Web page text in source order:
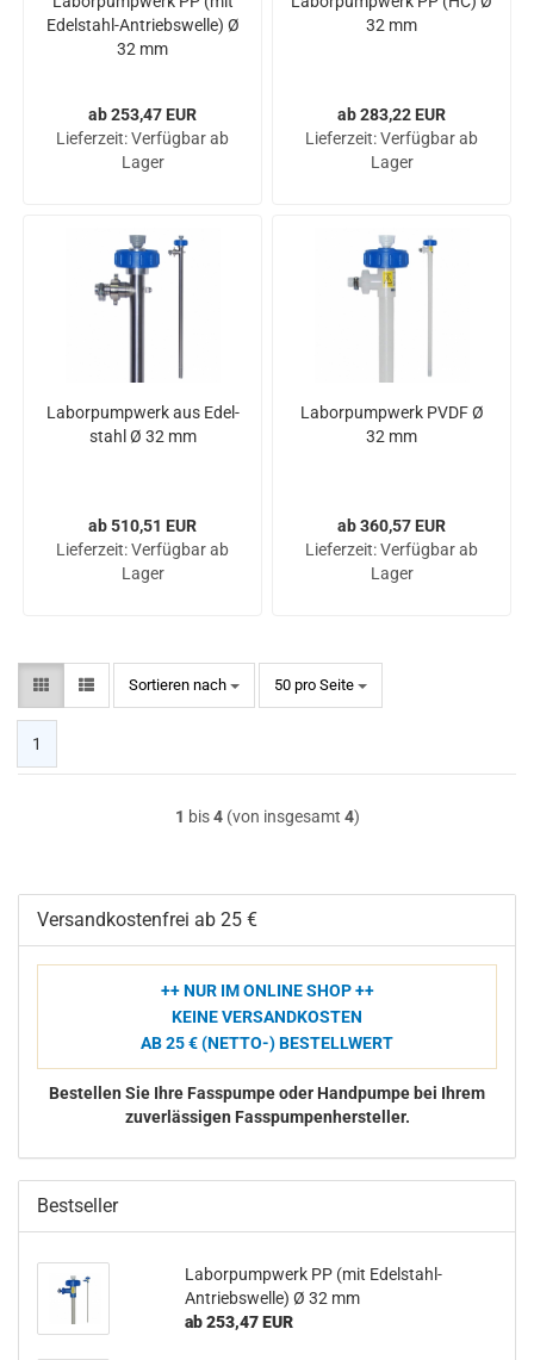
Edelstahl-​​An­triebs­wel­le) Ø
32 mm
ab 253,47 EUR
Lieferzeit:Verfügbar ab
Lager
32 mm
ab 283,22 EUR
Lieferzeit:Verfügbar ab
Lager
La­bor­pump­werk aus Edel­
stahl Ø 32 mm
ab 510,51 EUR
Lieferzeit:Verfügbar ab
Lager
La­bor­pump­werk PVDF Ø
32 mm
ab 360,57 EUR
Lieferzeit:Verfügbar ab
Lager
Sortieren nach
Sortieren nach 50 pro Seite
pro Seite
1
1 bis4(von insgesamt 4)
Versandkostenfrei ab 25 €
++ NUR IM ONLINE SHOP ++
KEINE VERSANDKOSTEN
AB 25 € (NETTO-) BESTELLWERT
Bestellen Sie Ihre Fasspumpe oder Handpumpe bei Ihrem
zuverlässigen Fasspumpenhersteller.
Bestseller
La­bor­pump­werk PP (mit Edelstahl-​
Antriebswelle) Ø 32 mm
ab 253,47 EUR